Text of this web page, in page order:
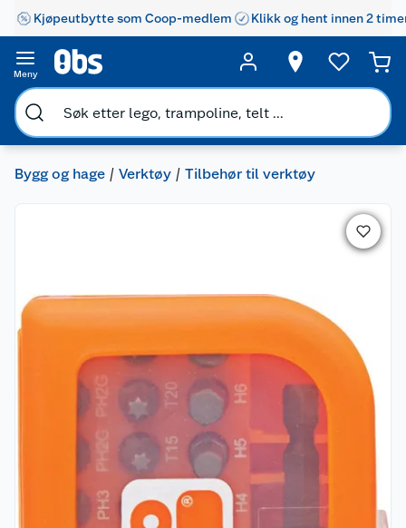
Kjøpeutbytte som Coop-medlem Klikk og hent innen 2
Meny
Bygg og hage Verktøy Tilbehør til verktøy